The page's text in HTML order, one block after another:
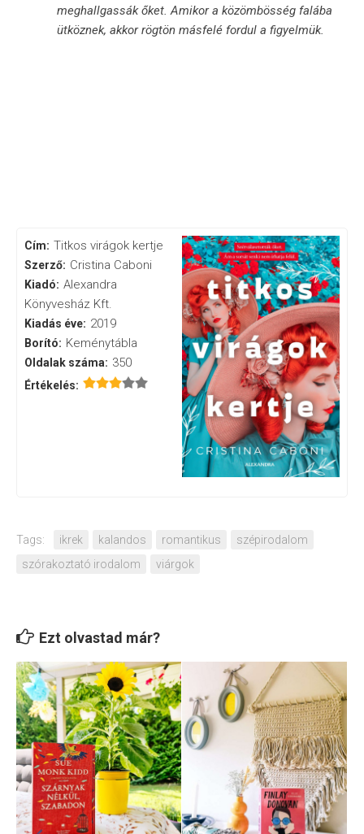
meghallgassák őket. Amikor a közömbösség falába
ütköznek, akkor rögtön másfelé fordul a figyelmük.
Cím: Titkos virágok kertje
Szerző: Cristina Caboni
Kiadó: Alexandra
Könyvesház Kft.
Kiadás éve: 2019
Borító: Keménytábla
Oldalak száma: 350
Értékelés:
Tags: ikrek kalandos romantikus
szépirodalom
szórakoztató irodalom
viárgok
Ezt olvastad már?